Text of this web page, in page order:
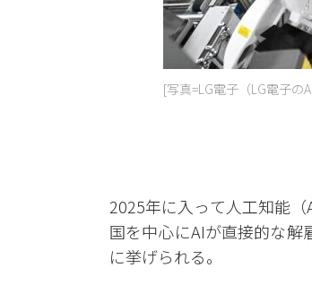
[写真=LG電子（LG電子の
2025年に入って人工知能
国を中心にAIが直接的な
に挙げられる。